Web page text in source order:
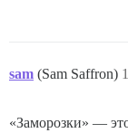
sam (Sam Saffron)
«Заморозки» —